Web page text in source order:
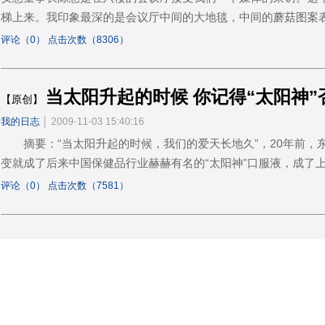
梯上来。我印象最深的是会议厅中间的大地毯，中间的蘑菇图案
评论（0） 点击次数（8306）
【原创】 当太阳升起的时候 你记得“太阳神”
我的日志 │ 2009-11-03 15:40:16
摘要：“当太阳升起的时候，我们的爱天长地久”，20年前，
变就成了后来中国保健品行业赫赫有名的“太阳神”口服液，成了
评论（0） 点击次数（7581）